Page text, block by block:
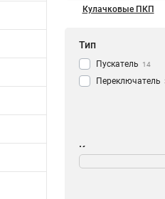
Кулачковые ПКП
Тип
Пускатель 14
Переключатель
Кол-во полюсов и
напряжение